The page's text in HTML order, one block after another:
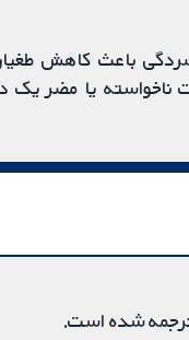
باعث کاهش طغیان
ناخواسته یا مضر
ترجمه شده است.